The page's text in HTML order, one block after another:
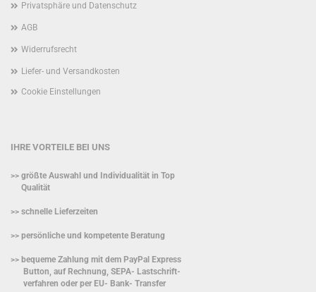
Privatsphäre und Datenschutz
AGB
Widerrufsrecht
Liefer- und Versandkosten
Cookie Einstellungen
IHRE VORTEILE BEI UNS
>> größte Auswahl und Individualität in Top
Qualität
>> schnelle Lieferzeiten
>> persönliche und kompetente Beratung
>> bequeme Zahlung mit dem PayPal Express
Button, auf Rechnung, SEPA- Lastschrift-
verfahren oder per EU- Bank- Transfer